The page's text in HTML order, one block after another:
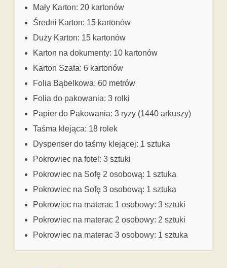
Mały Karton: 20 kartonów
Średni Karton: 15 kartonów
Duży Karton: 15 kartonów
Karton na dokumenty: 10 kartonów
Karton Szafa: 6 kartonów
Folia Bąbelkowa: 60 metrów
Folia do pakowania: 3 rolki
Papier do Pakowania: 3 ryzy (1440 arkuszy)
Taśma klejąca: 18 rolek
Dyspenser do taśmy klejącej: 1 sztuka
Pokrowiec na fotel: 3 sztuki
Pokrowiec na Sofę 2 osobową: 1 sztuka
Pokrowiec na Sofę 3 osobową: 1 sztuka
Pokrowiec na materac 1 osobowy: 3 sztuki
Pokrowiec na materac 2 osobowy: 2 sztuki
Pokrowiec na materac 3 osobowy: 1 sztuka